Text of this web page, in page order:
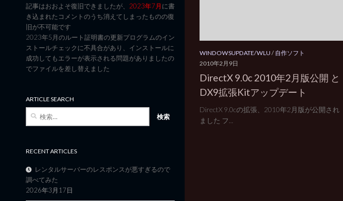
WINDOWSUPDATE/WLU / 自作ソフト
2010年2月9日
DirectX 9.0c 2010年2月版公開 と
DX9拡張Kitアップデート
DirectX 9.0cの拡張、2010年2月版が公開され
ました フ...
記事はおおよそ復旧できましたが、 2023年7月に書
き込まれたコメントのうち消えてしまったものの復
旧が不可能です
2023年5月のルート証明書の更新プログラムのイン
ストールチェックに不具合があり、インストールに
成功してもエラーが表示される問題がありましたの
でファイルを差し替えました
ARTICLE SEARCH
RECENT ARTICLES
レンタルサーバーのレスポンスが悪すぎるので
調べてみた
2026年3月17日